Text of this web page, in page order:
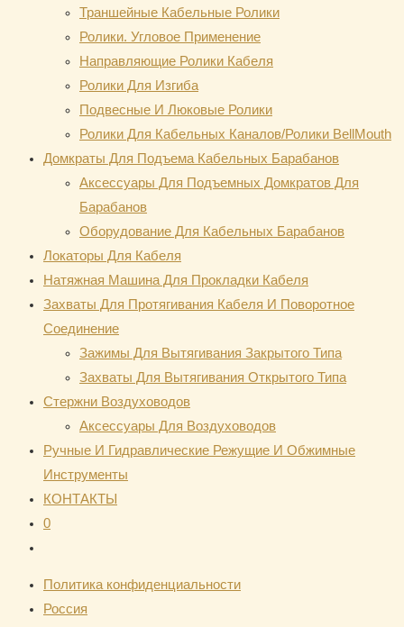
поиска.
Траншейные Кабельные Ролики
Ролики. Угловое Применение
Направляющие Ролики Кабеля
Ролики Для Изгиба
Подвесные И Люковые Ролики
Ролики Для Кабельных Каналов/Ролики BellMouth
Домкраты Для Подъема Кабельных Барабанов
Аксессуары Для Подъемных Домкратов Для
Барабанов
Оборудование Для Кабельных Барабанов
Локаторы Для Кабеля
Натяжная Mашина Для Прокладки Кабеля
Захваты Для Протягивания Кабеля И Поворотное
Соединение
Зажимы Для Вытягивания Закрытого Типа
Захваты Для Вытягивания Открытого Типа
Стержни Воздуховодов
Аксессуары Для Воздуховодов
Ручные И Гидравлические Режущие И Обжимные
Инструменты
КОНТАКТЫ
0
по
веб-
Политика конфиденциальности
Россия